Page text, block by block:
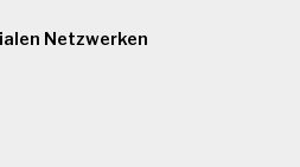
Netzwerken